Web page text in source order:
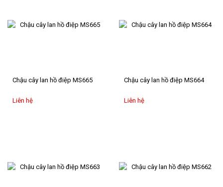
Chậu cây lan hồ điệp MS665
Liên hệ
Chậu cây lan hồ điệp MS664
Liên hệ